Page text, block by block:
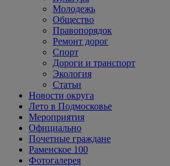
Молодежь
Общество
Правопорядок
Ремонт дорог
Спорт
Дороги и транспорт
Экология
Статьи
Новости округа
Лето в Подмосковье
Мероприятия
Официально
Почетные граждане
Раменское 100
Фотогалерея